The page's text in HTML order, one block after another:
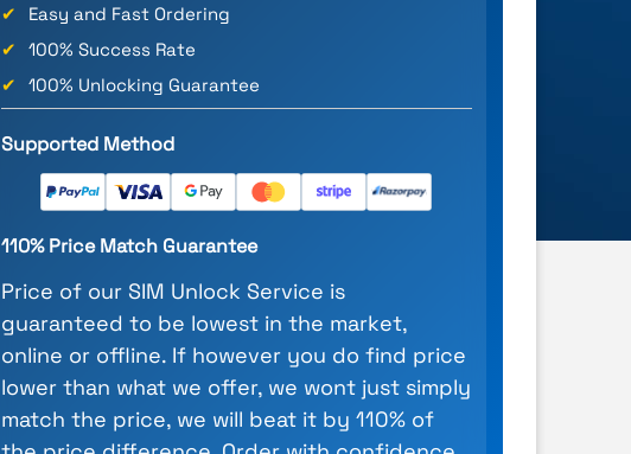
✔
Easy and Fast Ordering
✔
100% Success Rate
✔
100% Unlocking Guarantee
Supported Method
110% Price Match Guarantee
Price of our SIM Unlock Service is
guaranteed to be lowest in the market,
online or offline. If however you do find price
lower than what we offer, we wont just simply
match the price, we will beat it by 110% of